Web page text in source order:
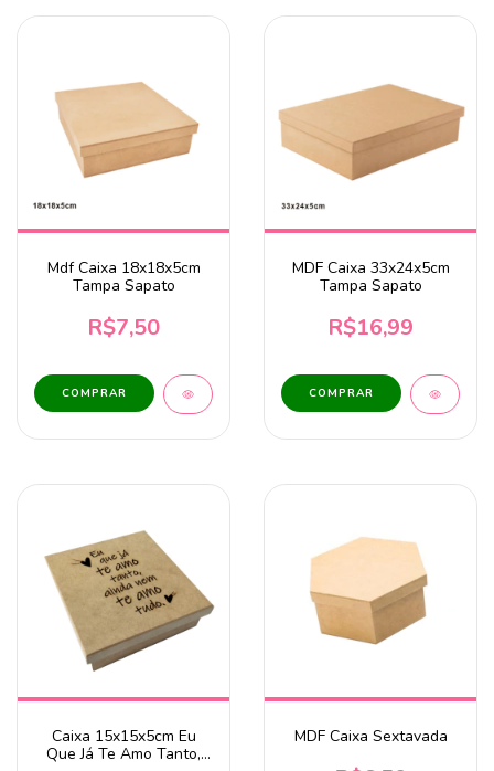
Mdf Caixa 18x18x5cm
Tampa Sapato
R$7,50
MDF Caixa 33x24x5cm
Tampa Sapato
R$16,99
Caixa 15x15x5cm Eu
Que Já Te Amo Tanto,
MDF Caixa Sextavada